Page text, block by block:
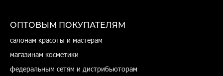
ОПТОВЫМ ПОКУПАТЕЛЯМ
салонам красоты и мастерам
магазинам косметики
федеральным сетям и дистрибьюторам